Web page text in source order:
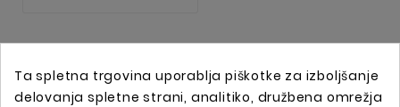
Ta spletna trgovina uporablja piškotke za izboljšanje
delovanja spletne strani, analitiko, družbena omrežja